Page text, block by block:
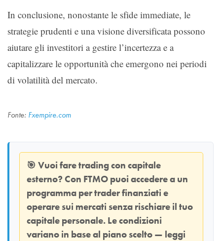
In conclusione, nonostante le sfide immediate, le
strategie prudenti e una visione diversificata possono
aiutare gli investitori a gestire l’incertezza e a
capitalizzare le opportunità che emergono nei periodi
di volatilità del mercato.
Fonte: Fxempire.com
🎯 Vuoi fare trading con capitale
esterno? Con FTMO puoi accedere a un
programma per trader finanziati e
operare sui mercati senza rischiare il tuo
capitale personale. Le condizioni
variano in base al piano scelto — leggi